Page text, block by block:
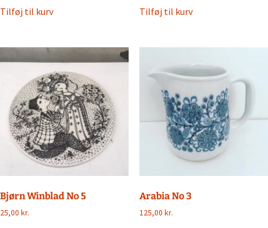
Tilføj til kurv Tilføj til kurv
Bjørn Winblad No 5
25,00 kr.
Arabia No 3
125,00 kr.